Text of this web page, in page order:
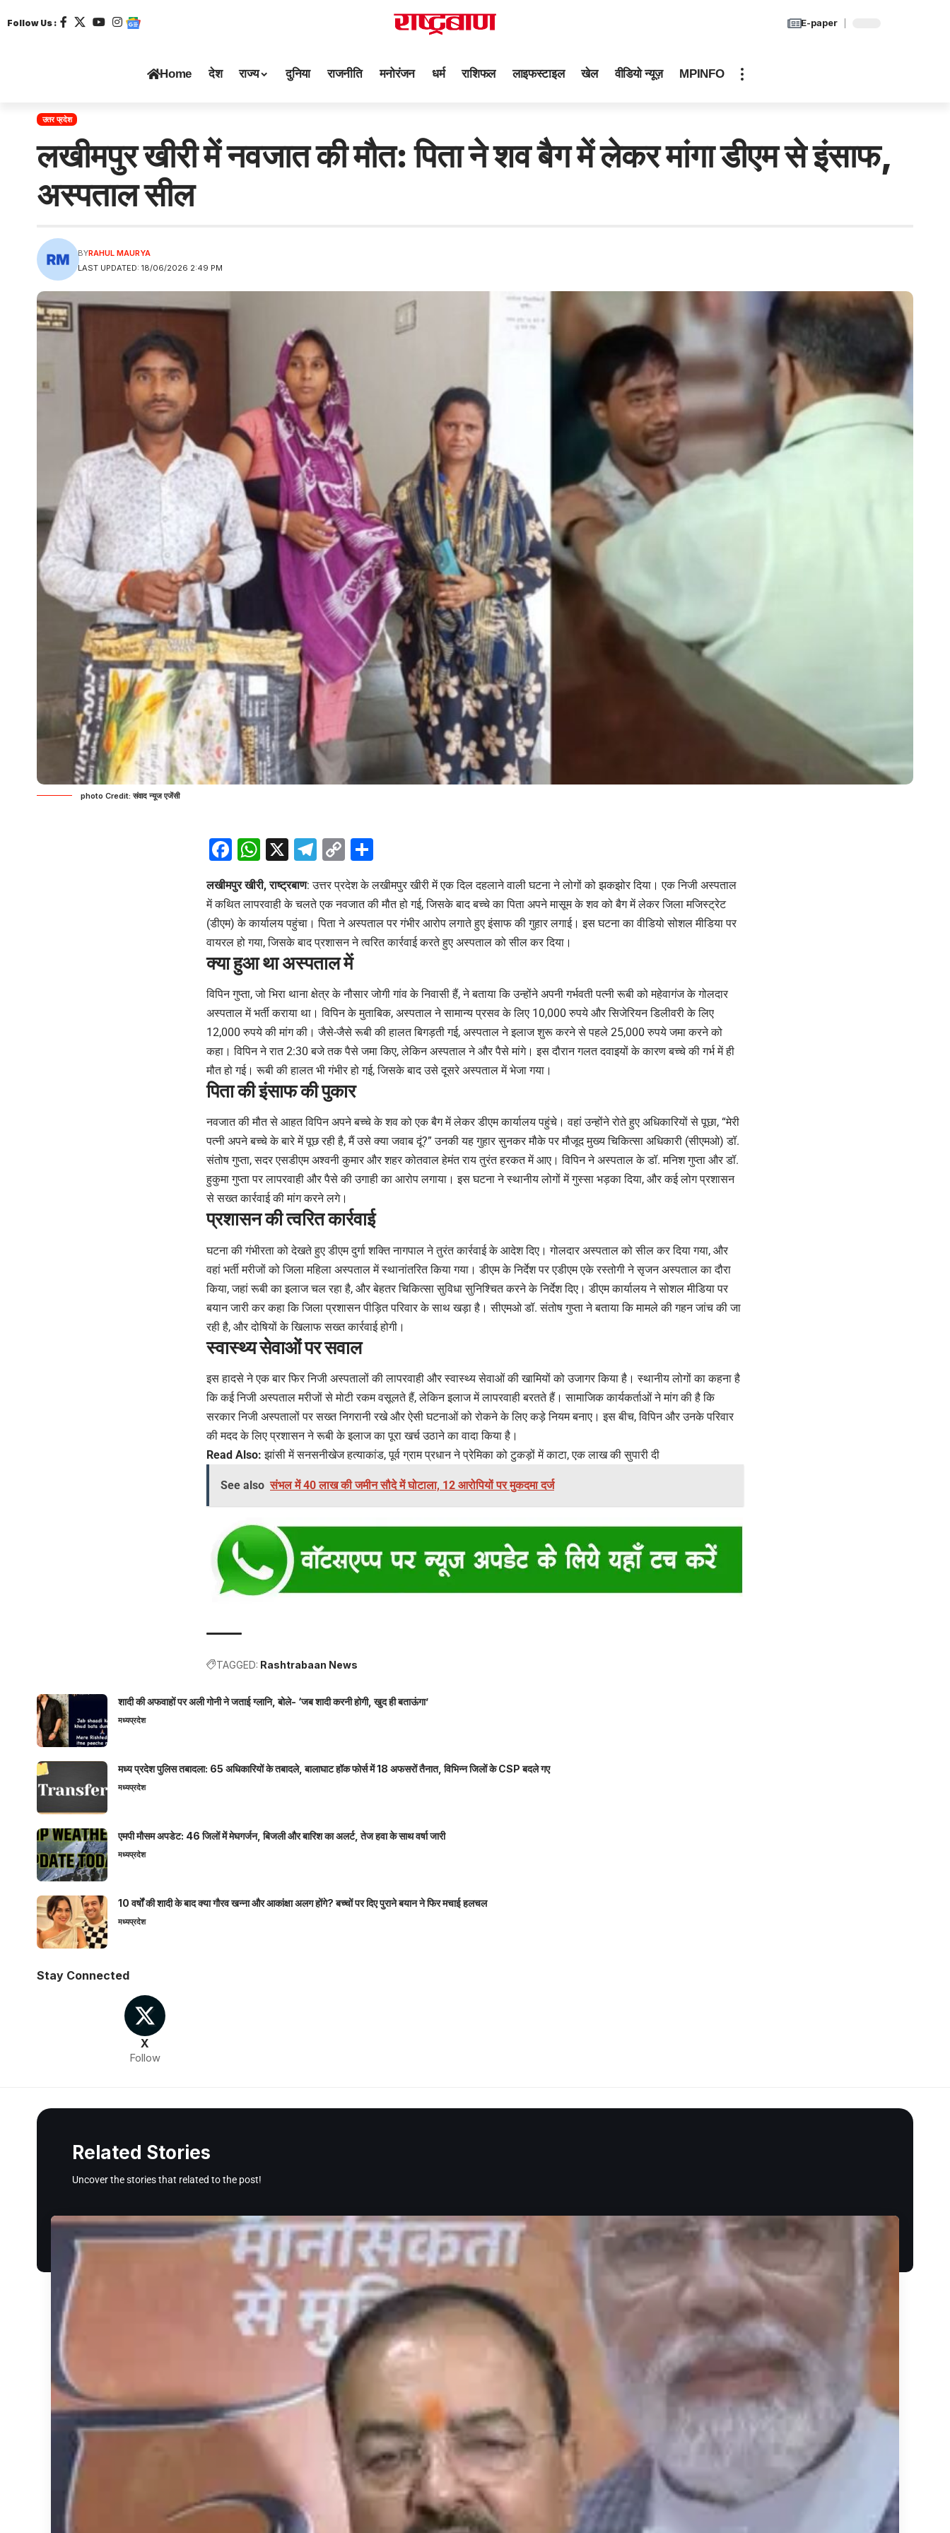
Follow Us : E-paper
Home देश राज्य दुनिया राजनीति मनोरंजन धर्म राशिफल लाइफस्टाइल खेल वीडियो न्यूज़ MPINFO
उत्तर प्रदेश
लखीमपुर खीरी में नवजात की मौत: पिता ने शव बैग में लेकर मांगा डीएम से इंसाफ,
अस्पताल सील
LAST UPDATED: 18/06/2026 2:49 PM
BYRAHUL MAURYA
photo Credit: संवाद न्यूज एजेंसी
Facebook
WhatsApp
X Telegram
Copy
Link
लखीमपुर खीरी, राष्ट्रबाण: उत्तर प्रदेश के लखीमपुर खीरी में एक दिल दहलाने वाली घटना ने लोगों को झकझोर दिया। एक निजी अस्पताल
में कथित लापरवाही के चलते एक नवजात की मौत हो गई, जिसके बाद बच्चे का पिता अपने मासूम के शव को बैग में लेकर जिला मजिस्ट्रेट
(डीएम) के कार्यालय पहुंचा। पिता ने अस्पताल पर गंभीर आरोप लगाते हुए इंसाफ की गुहार लगाई। इस घटना का वीडियो सोशल मीडिया पर
वायरल हो गया, जिसके बाद प्रशासन ने त्वरित कार्रवाई करते हुए अस्पताल को सील कर दिया।
क्या हुआ था अस्पताल में
विपिन गुप्ता, जो भिरा थाना क्षेत्र के नौसार जोगी गांव के निवासी हैं, ने बताया कि उन्होंने अपनी गर्भवती पत्नी रूबी को महेवागंज के गोलदार
अस्पताल में भर्ती कराया था। विपिन के मुताबिक, अस्पताल ने सामान्य प्रसव के लिए 10,000 रुपये और सिजेरियन डिलीवरी के लिए
12,000 रुपये की मांग की। जैसे-जैसे रूबी की हालत बिगड़ती गई, अस्पताल ने इलाज शुरू करने से पहले 25,000 रुपये जमा करने को
कहा। विपिन ने रात 2:30 बजे तक पैसे जमा किए, लेकिन अस्पताल ने और पैसे मांगे। इस दौरान गलत दवाइयों के कारण बच्चे की गर्भ में ही
मौत हो गई। रूबी की हालत भी गंभीर हो गई, जिसके बाद उसे दूसरे अस्पताल में भेजा गया।
पिता की इंसाफ की पुकार
नवजात की मौत से आहत विपिन अपने बच्चे के शव को एक बैग में लेकर डीएम कार्यालय पहुंचे। वहां उन्होंने रोते हुए अधिकारियों से पूछा, “मेरी
पत्नी अपने बच्चे के बारे में पूछ रही है, मैं उसे क्या जवाब दूं?” उनकी यह गुहार सुनकर मौके पर मौजूद मुख्य चिकित्सा अधिकारी (सीएमओ) डॉ.
संतोष गुप्ता, सदर एसडीएम अश्वनी कुमार और शहर कोतवाल हेमंत राय तुरंत हरकत में आए। विपिन ने अस्पताल के डॉ. मनिश गुप्ता और डॉ.
हुकुमा गुप्ता पर लापरवाही और पैसे की उगाही का आरोप लगाया। इस घटना ने स्थानीय लोगों में गुस्सा भड़का दिया, और कई लोग प्रशासन
से सख्त कार्रवाई की मांग करने लगे।
प्रशासन की त्वरित कार्रवाई
घटना की गंभीरता को देखते हुए डीएम दुर्गा शक्ति नागपाल ने तुरंत कार्रवाई के आदेश दिए। गोलदार अस्पताल को सील कर दिया गया, और
वहां भर्ती मरीजों को जिला महिला अस्पताल में स्थानांतरित किया गया। डीएम के निर्देश पर एडीएम एके रस्तोगी ने सृजन अस्पताल का दौरा
किया, जहां रूबी का इलाज चल रहा है, और बेहतर चिकित्सा सुविधा सुनिश्चित करने के निर्देश दिए। डीएम कार्यालय ने सोशल मीडिया पर
बयान जारी कर कहा कि जिला प्रशासन पीड़ित परिवार के साथ खड़ा है। सीएमओ डॉ. संतोष गुप्ता ने बताया कि मामले की गहन जांच की जा
रही है, और दोषियों के खिलाफ सख्त कार्रवाई होगी।
स्वास्थ्य सेवाओं पर सवाल
इस हादसे ने एक बार फिर निजी अस्पतालों की लापरवाही और स्वास्थ्य सेवाओं की खामियों को उजागर किया है। स्थानीय लोगों का कहना है
कि कई निजी अस्पताल मरीजों से मोटी रकम वसूलते हैं, लेकिन इलाज में लापरवाही बरतते हैं। सामाजिक कार्यकर्ताओं ने मांग की है कि
सरकार निजी अस्पतालों पर सख्त निगरानी रखे और ऐसी घटनाओं को रोकने के लिए कड़े नियम बनाए। इस बीच, विपिन और उनके परिवार
की मदद के लिए प्रशासन ने रूबी के इलाज का पूरा खर्च उठाने का वादा किया है।
Read Also: झांसी में सनसनीखेज हत्याकांड, पूर्व ग्राम प्रधान ने प्रेमिका को टुकड़ों में काटा, एक लाख की सुपारी दी
See also संभल में 40 लाख की जमीन सौदे में घोटाला, 12 आरोपियों पर मुकदमा दर्ज
TAGGED: Rashtrabaan News
शादी की अफवाहों पर अली गोनी ने जताई ग्लानि, बोले- ‘जब शादी करनी होगी, खुद ही बताऊंगा’
मध्यप्रदेश
मध्य प्रदेश पुलिस तबादला: 65 अधिकारियों के तबादले, बालाघाट हॉक फोर्स में 18 अफसरों तैनात, विभिन्न जिलों के CSP बदले गए
मध्यप्रदेश
एमपी मौसम अपडेट: 46 जिलों में मेघगर्जन, बिजली और बारिश का अलर्ट, तेज हवा के साथ वर्षा जारी
मध्यप्रदेश
10 वर्षों की शादी के बाद क्या गौरव खन्ना और आकांक्षा अलग होंगे? बच्चों पर दिए पुराने बयान ने फिर मचाई हलचल
मध्यप्रदेश
Stay Connected
X
Follow
Related Stories
Uncover the stories that related to the post!